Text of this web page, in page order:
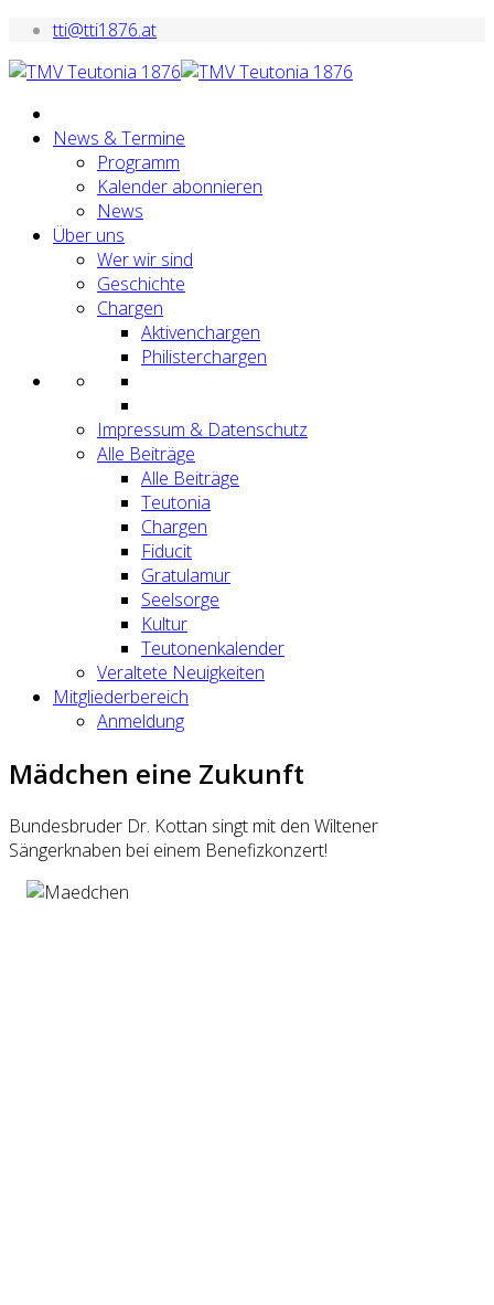
tti@tti1876.at
News & Termine
Programm
Kalender abonnieren
News
Über uns
Wer wir sind
Geschichte
Chargen
Aktivenchargen
Philisterchargen
Impressum & Datenschutz
Alle Beiträge
Alle Beiträge
Teutonia
Chargen
Fiducit
Gratulamur
Seelsorge
Kultur
Teutonenkalender
Veraltete Neuigkeiten
Mitgliederbereich
Anmeldung
Mädchen eine Zukunft
Bundesbruder Dr. Kottan singt mit den Wiltener
Sängerknaben bei einem Benefizkonzert!